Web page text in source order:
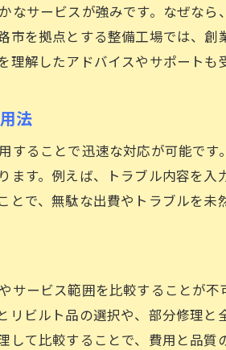
修理費用を抑えるための兵庫県活
車修理の費用を安く抑える依
見積もり比較で車修理費用を
車修理費用の節約につながる方
車のキズ修理で後悔しない工
板金塗装の見積もり時に確認
なサービスが強みです。なぜな
市を拠点とする整備工場では、
解したアドバイスやサポートも
法
することで迅速な対応が可能で
す。例えば、トラブル内容を
で、無駄な出費やトラブルを未
ービス範囲を比較することが
リビルト品の選択や、部分修理
て比較することで、費用と品質